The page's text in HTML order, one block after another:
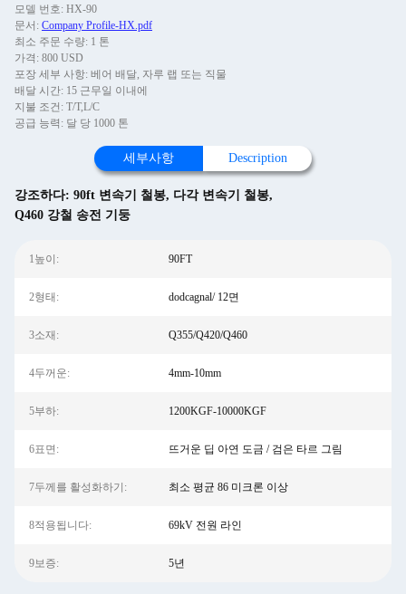
모델 번호: HX-90
문서: Company Profile-HX.pdf
최소 주문 수량: 1 톤
가격: 800 USD
포장 세부 사항: 베어 배달, 자루 랩 또는 직물
배달 시간: 15 근무일 이내에
지불 조건: T/T,L/C
공급 능력: 달 당 1000 톤
세부사항 Description
강조하다: 90ft 변속기 철봉, 다각 변속기 철봉,
Q460 강철 송전 기둥
1높이: 90FT
2형태: dodcagnal/ 12면
3소재: Q355/Q420/Q460
4두꺼운: 4mm-10mm
5부하: 1200KGF-10000KGF
6표면: 뜨거운 딥 아연 도금 / 검은 타르 그림
7두께를 활성화하기: 최소 평균 86 미크론 이상
8적용됩니다: 69kV 전원 라인
9보증: 5년